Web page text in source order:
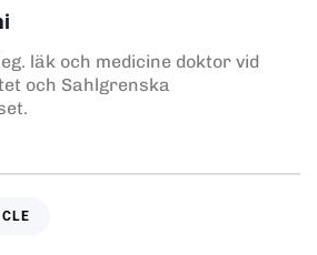
läk och medicine doktor vid
och Sahlgrenska